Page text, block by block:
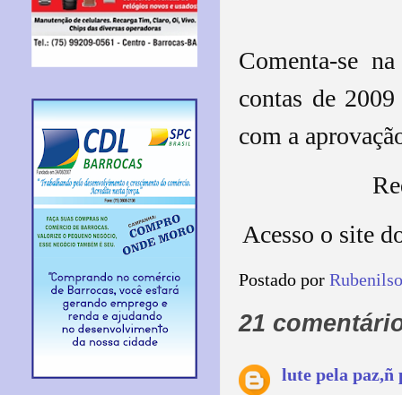
Comenta-se
contas de
com a
Acesso o site
Postado por
21
lute pela